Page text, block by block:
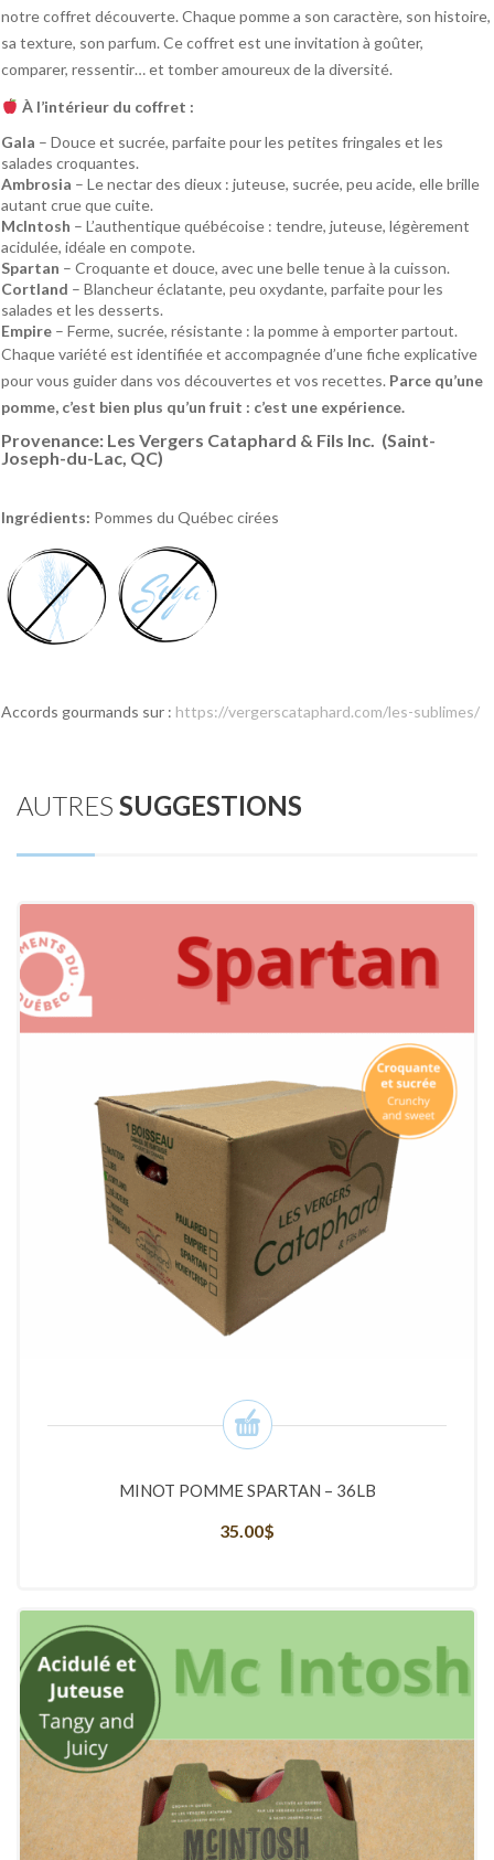
notre coffret découverte. Chaque pomme a son caractère, son histoire,
sa texture, son parfum. Ce coffret est une invitation à goûter,
comparer, ressentir… et tomber amoureux de la diversité.
À l’intérieur du coffret :
Gala – Douce et sucrée, parfaite pour les petites fringales et les
salades croquantes.
Ambrosia – Le nectar des dieux : juteuse, sucrée, peu acide, elle brille
autant crue que cuite.
McIntosh – L’authentique québécoise : tendre, juteuse, légèrement
acidulée, idéale en compote.
Spartan – Croquante et douce, avec une belle tenue à la cuisson.
Cortland – Blancheur éclatante, peu oxydante, parfaite pour les
salades et les desserts.
Empire – Ferme, sucrée, résistante : la pomme à emporter partout.
Chaque variété est identifiée et accompagnée d’une fiche explicative
pour vous guider dans vos découvertes et vos recettes. Parce qu’une
pomme, c’est bien plus qu’un fruit : c’est une expérience.
Provenance: Les Vergers Cataphard & Fils Inc. (Saint-
Joseph-du-Lac, QC)
Ingrédients: Pommes du Québec cirées
Accords gourmands sur : https://vergerscataphard.com/les-sublimes/
AUTRES SUGGESTIONS
MINOT POMME SPARTAN – 36LB
35.00$